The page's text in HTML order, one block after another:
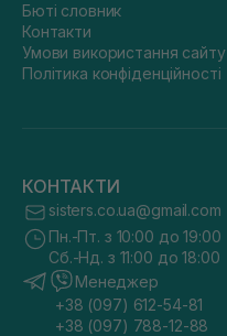
Бюті словник
Контакти
Умови використання сайту
Політика конфіденційності
КОНТАКТИ
sisters.co.ua@gmail.com
Пн.-Пт. з 10:00 до 19:00
Сб.-Нд. з 11:00 до 18:00
Менеджер
+38 (097) 612-54-81
+38 (097) 788-12-88